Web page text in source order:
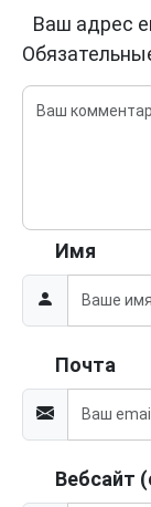
Ваш адрес
Имя
Почта
Вебсайт